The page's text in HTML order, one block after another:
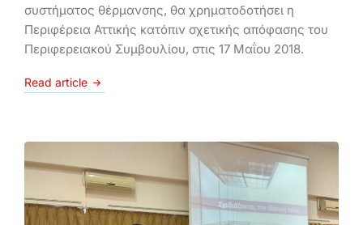
συστήματος θέρμανσης, θα χρηματοδοτήσει η
Περιφέρεια Αττικής κατόπιν σχετικής απόφασης του
Περιφερειακού Συμβουλίου, στις 17 Μαΐου 2018.
Read article